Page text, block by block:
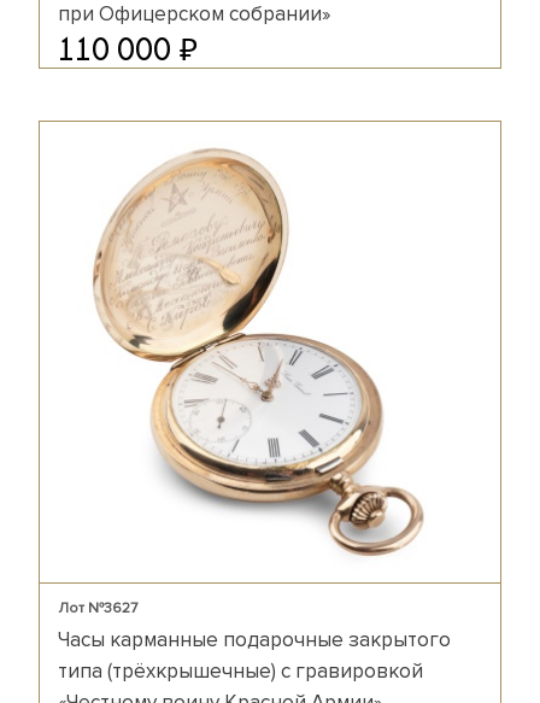
при Офицерском собрании»
110 000 ₽
Лот №3627
Часы карманные подарочные закрытого
типа (трёхкрышечные) с гравировкой